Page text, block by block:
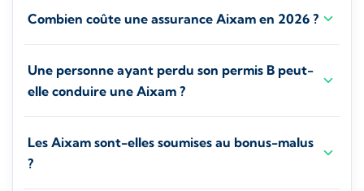
Combien coûte une assurance Aixam en 2026 ?
Une personne ayant perdu son permis B peut-
elle conduire une Aixam ?
Les Aixam sont-elles soumises au bonus-malus
?